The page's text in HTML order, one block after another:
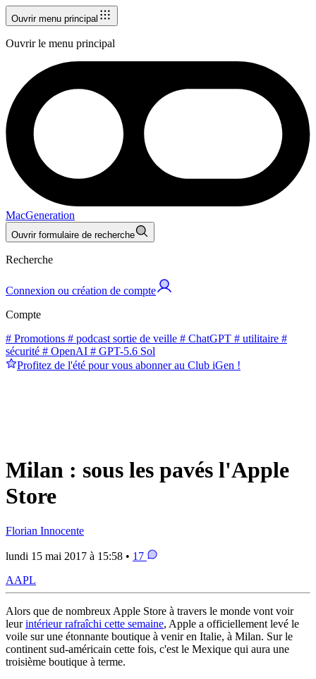
Ouvrir menu principal
Ouvrir le menu principal
MacGeneration
Ouvrir formulaire de recherche
Recherche
Connexion ou création de compte
Compte
# Promotions # podcast sortie de veille # ChatGPT # utilitaire #
sécurité # OpenAI # GPT-5.6 Sol
Profitez de l'été pour vous abonner au Club iGen !
Milan : sous les pavés l'Apple
Store
Florian Innocente
lundi 15 mai 2017 à 15:58 • 17
AAPL
Alors que de nombreux Apple Store à travers le monde vont voir
leurintérieur rafraîchi cette semaine, Apple a officiellement levé le
voile sur une étonnante boutique à venir en Italie, à Milan. Sur le
continent sud-américain cette fois, c'est le Mexique qui aura une
troisième boutique à terme.